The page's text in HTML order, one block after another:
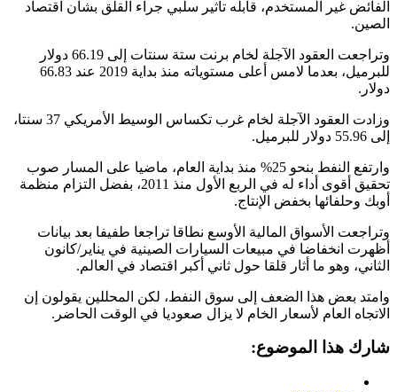
الفائض غير المستخدم، قابله تأثير سلبي جراء القلق بشأن اقتصاد
الصين.
وتراجعت العقود الآجلة لخام برنت ستة سنتات إلى 66.19 دولار
للبرميل، بعدما لامس أعلى مستوياته منذ بداية 2019 عند 66.83
دولار.
وزادت العقود الآجلة لخام غرب تكساس الوسيط الأمريكي 37 سنتا،
إلى 55.96 دولار للبرميل.
وارتفع النفط بنحو 25% منذ بداية العام، ماضيا على المسار صوب
تحقيق أقوى أداء له في الربع الأول منذ 2011، بفضل التزام منظمة
أوبك وحلفائها بخفض الإنتاج.
وتراجعت الأسواق المالية الأوسع نطاقا تراجعا طفيفا بعد بيانات
أظهرت انخفاضا في مبيعات السيارات الصينية في يناير/كانون
الثاني، وهو ما أثار قلقا حول ثاني أكبر اقتصاد في العالم.
وامتد بعض هذا الضعف إلى سوق النفط، لكن المحللين يقولون إن
الاتجاه العام لأسعار الخام لا يزال صعوديا في الوقت الحاضر.
شارك هذا الموضوع: